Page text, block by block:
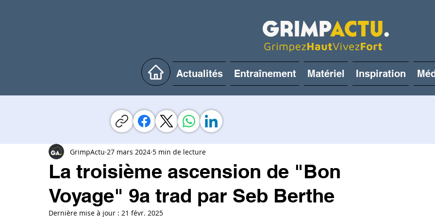
Actualités Entraînement Matériel Inspiration
La troisième ascension de "Bon
Voyage" 9a trad par Seb Berthe
GrimpActu 27 mars 2024 5 min de lecture
Dernière mise à jour : 21 févr. 2025